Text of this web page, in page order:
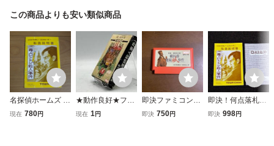
この商品よりも安い類似商品
名探偵ホームズ 霧
のロンドン殺人事
現在 780円
★動作良好★ファ
ミコン ソフト 探
現在 1円
即決ファミコンソ
フト 横浜港連続殺
即決 750円
即決！何点落札し
ても送料185円★
即決 998円